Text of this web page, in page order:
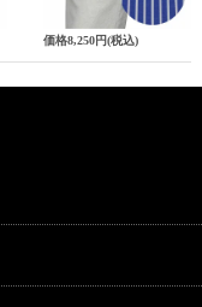
価格8,250円(税込)